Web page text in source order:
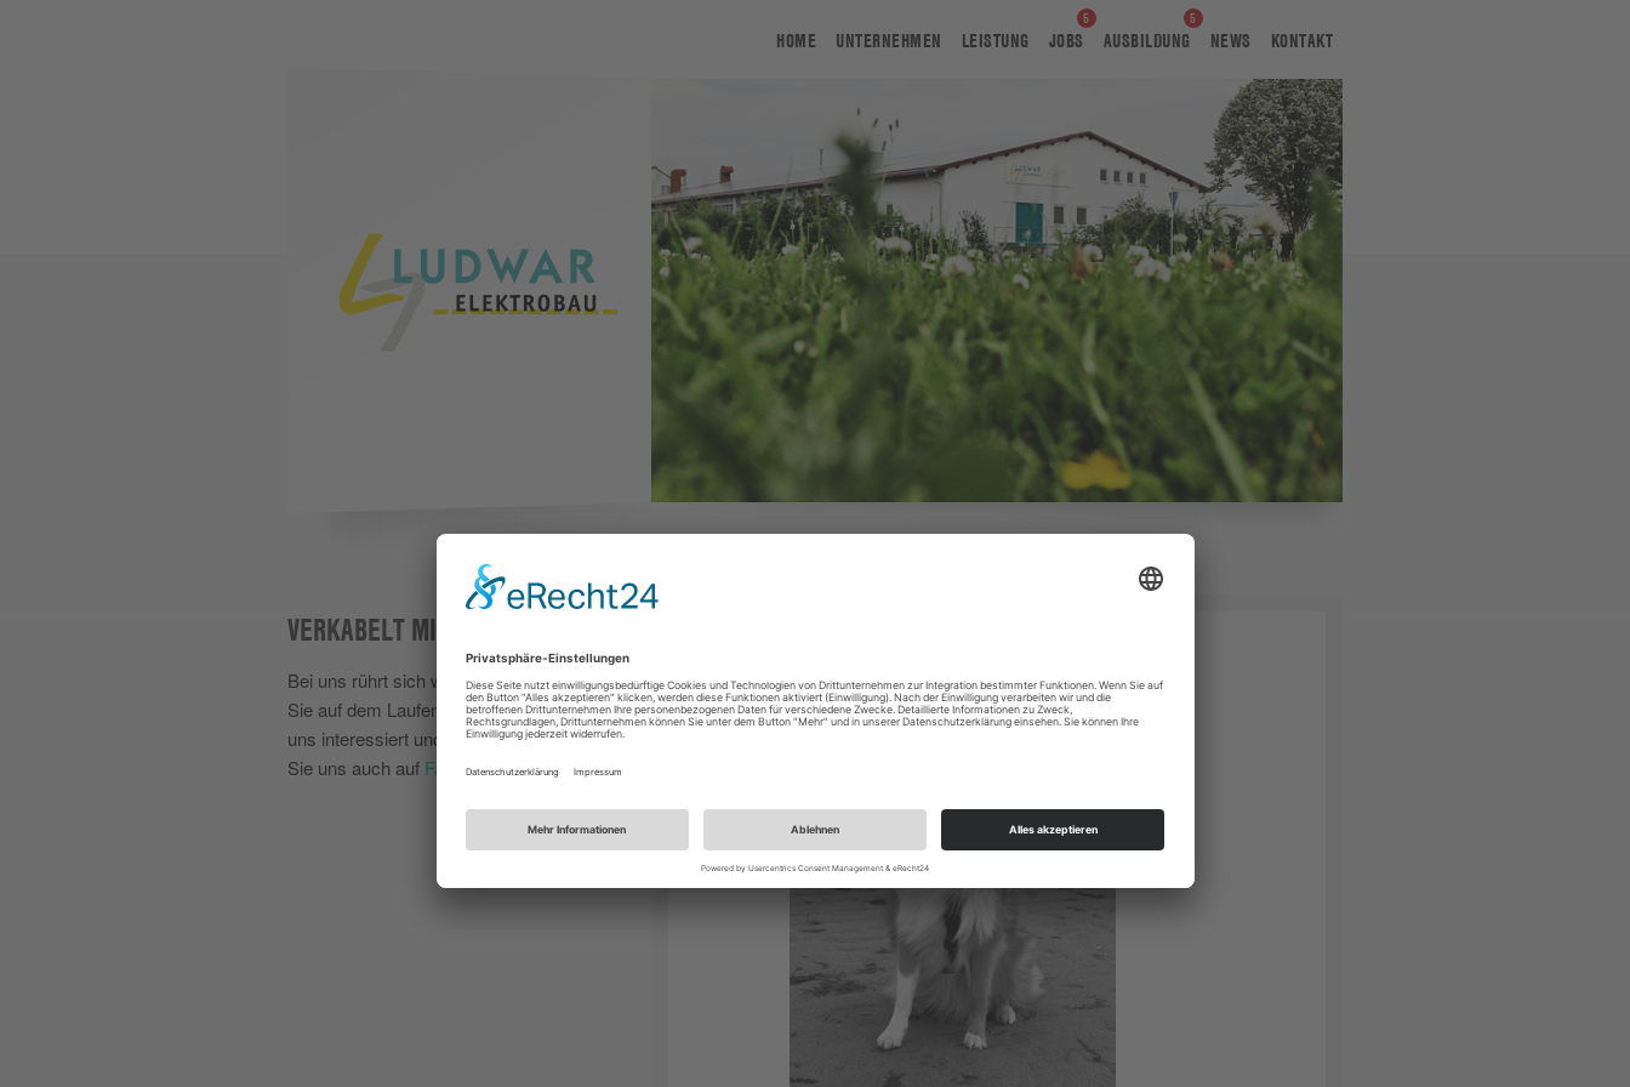
HOME UNTERNEHMEN LEISTUNG JOBS AUSBILDUNG NEWS KONTAKT
VERKABELT MIT LUDWAR
Bei uns rührt sich was. Hier halten wir
Sie auf dem Laufenden über alles was
uns interessiert und bewegt. Besuchen
Sie uns auch auf Facebook.
26
JUNI